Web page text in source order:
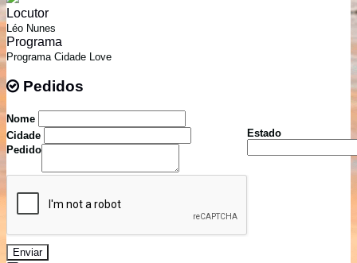
Locutor
Léo Nunes
Programa
Programa Cidade Love
Pedidos
Nome
Cidade
Estado
Pedido
Enviar